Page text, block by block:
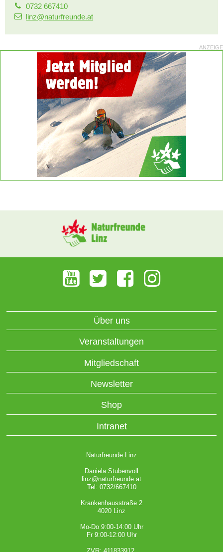
0732 667410
linz@naturfreunde.at
ANZEIGE
Über uns
Veranstaltungen
Mitgliedschaft
Newsletter
Shop
Intranet
Naturfreunde Linz
Daniela Stubenvoll
linz@naturfreunde.at
Tel: 0732/667410
Krankenhausstraße 2
4020 Linz
Mo-Do 9:00-14:00 Uhr
Fr 9:00-12:00 Uhr